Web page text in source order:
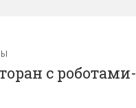
с роботами-